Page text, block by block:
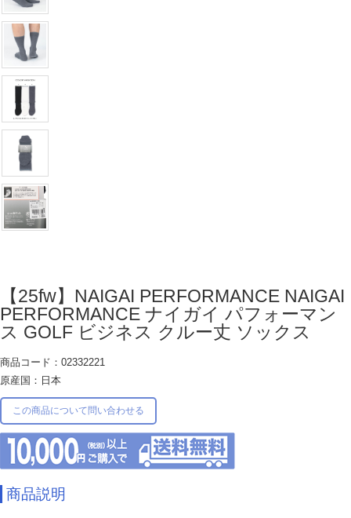
【25fw】NAIGAI PERFORMANCE NAIGAI
PERFORMANCE ナイガイ パフォーマン
ス GOLF ビジネス クルー丈 ソックス
商品コード：02332221
原産国：日本
この商品について問い合わせる
商品説明